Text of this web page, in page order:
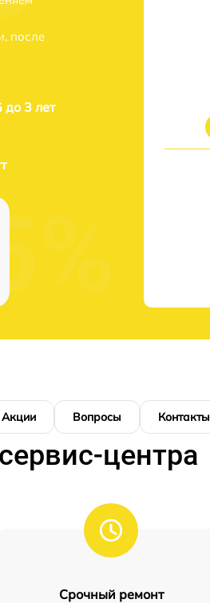
после
до 3 лет
Акции Вопросы Контакты
центра
Срочный ремонт